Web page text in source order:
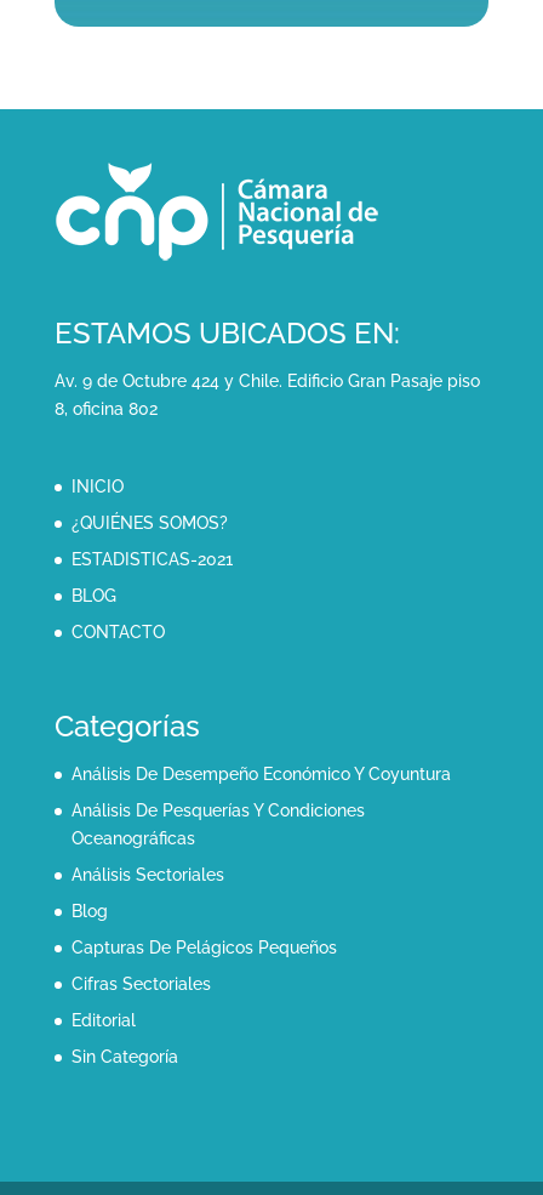
ESTAMOS UBICADOS EN:
Av. 9 de Octubre 424 y Chile. Edificio Gran Pasaje piso
8, oficina 802
INICIO
¿QUIÉNES SOMOS?
ESTADISTICAS-2021
BLOG
CONTACTO
Categorías
Análisis De Desempeño Económico Y Coyuntura
Análisis De Pesquerías Y Condiciones
Oceanográficas
Análisis Sectoriales
Blog
Capturas De Pelágicos Pequeños
Cifras Sectoriales
Editorial
Sin Categoría